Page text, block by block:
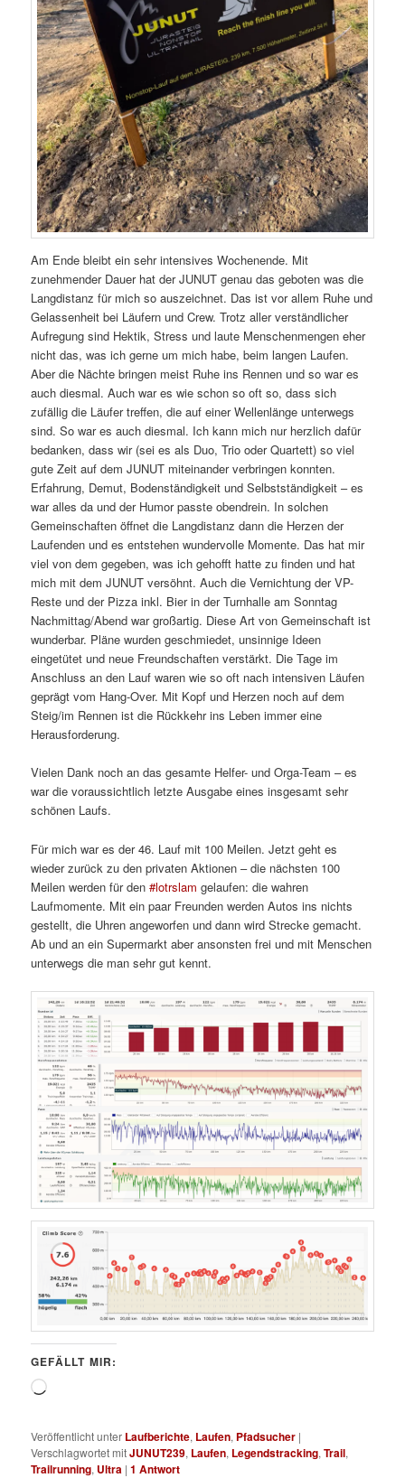
Am Ende bleibt ein sehr intensives Wochenende. Mit
zunehmender Dauer hat der JUNUT genau das geboten was die
Langdistanz für mich so auszeichnet. Das ist vor allem Ruhe und
Gelassenheit bei Läufern und Crew. Trotz aller verständlicher
Aufregung sind Hektik, Stress und laute Menschenmengen eher
nicht das, was ich gerne um mich habe, beim langen Laufen.
Aber die Nächte bringen meist Ruhe ins Rennen und so war es
auch diesmal. Auch war es wie schon so oft so, dass sich
zufällig die Läufer treffen, die auf einer Wellenlänge unterwegs
sind. So war es auch diesmal. Ich kann mich nur herzlich dafür
bedanken, dass wir (sei es als Duo, Trio oder Quartett) so viel
gute Zeit auf dem JUNUT miteinander verbringen konnten.
Erfahrung, Demut, Bodenständigkeit und Selbstständigkeit – es
war alles da und der Humor passte obendrein. In solchen
Gemeinschaften öffnet die Langdistanz dann die Herzen der
Laufenden und es entstehen wundervolle Momente. Das hat mir
viel von dem gegeben, was ich gehofft hatte zu finden und hat
mich mit dem JUNUT versöhnt. Auch die Vernichtung der VP-
Reste und der Pizza inkl. Bier in der Turnhalle am Sonntag
Nachmittag/Abend war großartig. Diese Art von Gemeinschaft ist
wunderbar. Pläne wurden geschmiedet, unsinnige Ideen
eingetütet und neue Freundschaften verstärkt. Die Tage im
Anschluss an den Lauf waren wie so oft nach intensiven Läufen
geprägt vom Hang-Over. Mit Kopf und Herzen noch auf dem
Steig/im Rennen ist die Rückkehr ins Leben immer eine
Herausforderung.
Vielen Dank noch an das gesamte Helfer- und Orga-Team – es
war die voraussichtlich letzte Ausgabe eines insgesamt sehr
schönen Laufs.
Für mich war es der 46. Lauf mit 100 Meilen. Jetzt geht es
wieder zurück zu den privaten Aktionen – die nächsten 100
Meilen werden für den#lotrslam gelaufen: die wahren
Laufmomente. Mit ein paar Freunden werden Autos ins nichts
gestellt, die Uhren angeworfen und dann wird Strecke gemacht.
Ab und an ein Supermarkt aber ansonsten frei und mit Menschen
unterwegs die man sehr gut kennt.
GEFÄLLT MIR:
Wird
Veröffentlicht unter Laufberichte, Laufen, Pfadsucher |
Verschlagwortet mitJUNUT239, Laufen, Legendstracking,Trail,
Trailrunning, Ultra |1 Antwort